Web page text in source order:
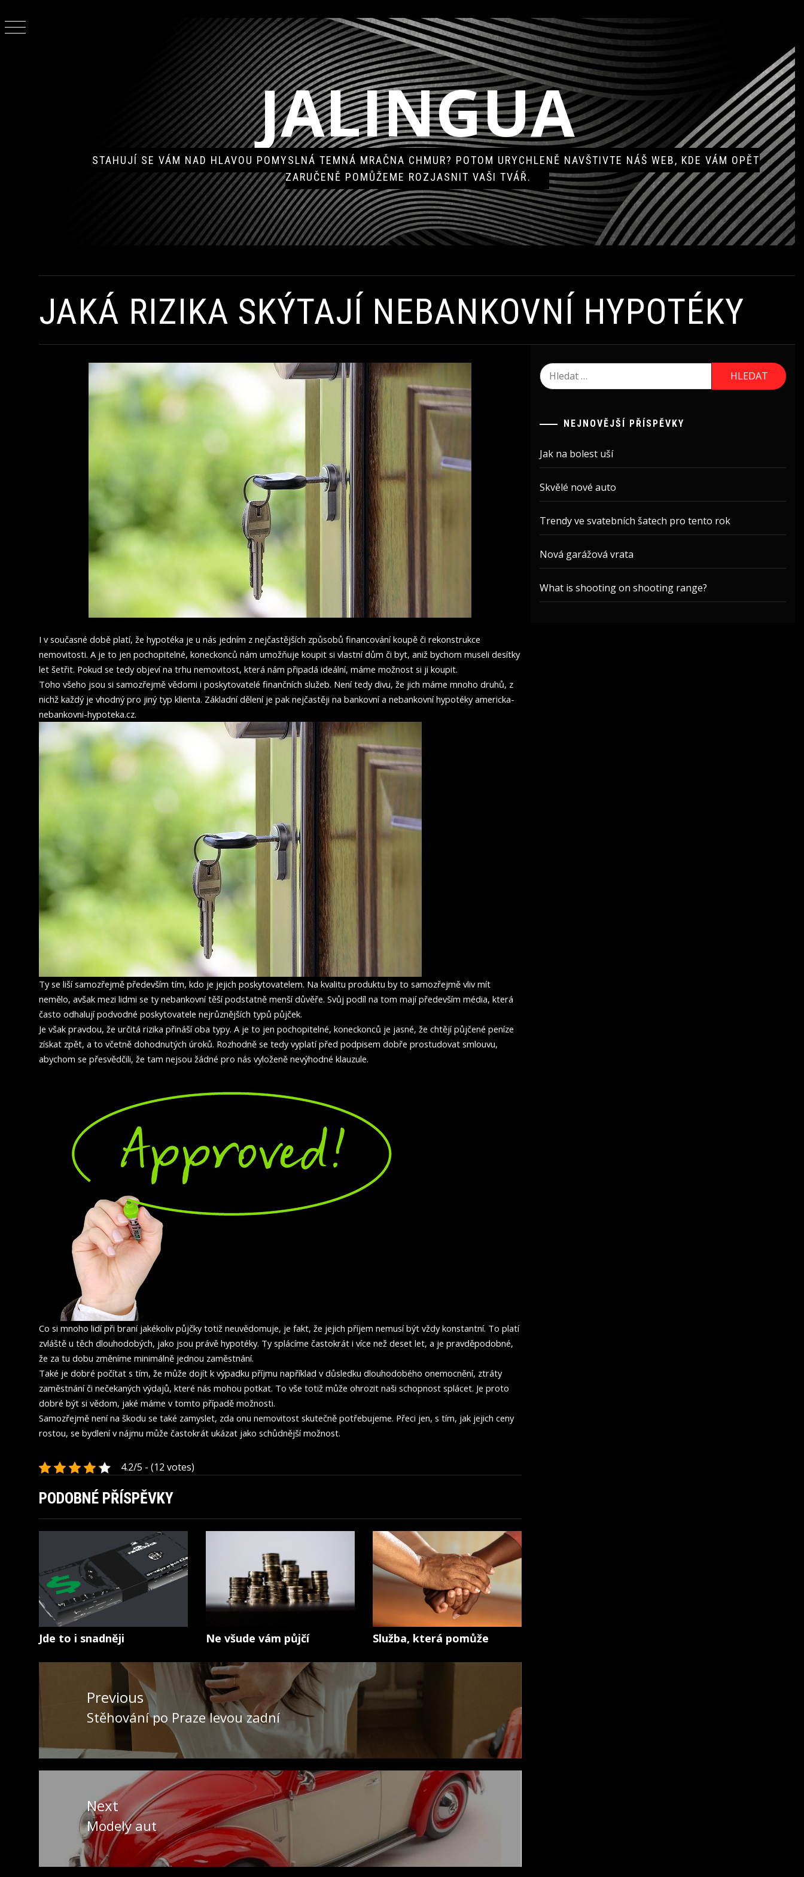
to
content
JALINGUA
STAHUJÍ SE VÁM NAD HLAVOU POMYSLNÁ TEMNÁ MRAČNA CHMUR? POTOM URYCHLENĚ NAVŠTIVTE NÁŠ WEB, KDE VÁM OPĚT
ZARUČENĚ POMŮŽEME ROZJASNIT VAŠI TVÁŘ.
JAKÁ RIZIKA SKÝTAJÍ NEBANKOVNÍ HYPOTÉKY
I v současné době platí, že hypotéka je u nás jedním z nejčastějších způsobů financování koupě či rekonstrukce
nemovitosti. A je to jen pochopitelné, koneckonců nám umožňuje koupit si vlastní dům či byt, aniž bychom museli desítky
let šetřit. Pokud se tedy objeví na trhu nemovitost, která nám připadá ideální, máme možnost si ji koupit.
Toho všeho jsou si samozřejmě vědomi i poskytovatelé finančních služeb. Není tedy divu, že jich máme mnoho druhů, z
nichž každý je vhodný pro jiný typ klienta. Základní dělení je pak nejčastěji na bankovní a nebankovní hypotékyamericka-
nebankovni-hypoteka.cz.
Ty se liší samozřejmě především tím, kdo je jejich poskytovatelem. Na kvalitu produktu by to samozřejmě vliv mít
nemělo, avšak mezi lidmi se ty nebankovní těší podstatně menší důvěře. Svůj podíl na tom mají především média, která
často odhalují podvodné poskytovatele nejrůznějších typů půjček.
Je však pravdou, že určitá rizika přináší oba typy. A je to jen pochopitelné, koneckonců je jasné, že chtějí půjčené peníze
získat zpět, a to včetně dohodnutých úroků. Rozhodně se tedy vyplatí před podpisem dobře prostudovat smlouvu,
abychom se přesvědčili, že tam nejsou žádné pro nás vyloženě nevýhodné klauzule.
Co si mnoho lidí při braní jakékoliv půjčky totiž neuvědomuje, je fakt, že jejich příjem nemusí být vždy konstantní. To platí
zvláště u těch dlouhodobých, jako jsou právě hypotéky. Ty splácíme častokrát i více než deset let, a je pravděpodobné,
že za tu dobu změníme minimálně jednou zaměstnání.
Také je dobré počítat s tím, že může dojít k výpadku příjmu například v důsledku dlouhodobého onemocnění, ztráty
zaměstnání či nečekaných výdajů, které nás mohou potkat. To vše totiž může ohrozit naši schopnost splácet. Je proto
dobré být si vědom, jaké máme v tomto případě možnosti.
Samozřejmě není na škodu se také zamyslet, zda onu nemovitost skutečně potřebujeme. Přeci jen, s tím, jak jejich ceny
rostou, se bydlení v nájmu může častokrát ukázat jako schůdnější možnost.
4.2/5 - (12 votes)
PODOBNÉ PŘÍSPĚVKY
Jde to i snadněji Ne všude vám půjčí Služba, která pomůže
pro
příspěvekPrevious
Previous
post:
Stěhování po Praze levou zadní
Next
Next
post:
Modely aut
Vyhledávání
NEJNOVĚJŠÍ PŘÍSPĚVKY
Jak na bolest uší
Skvělé nové auto
Trendy ve svatebních šatech pro tento rok
Nová garážová vrata
What is shooting on shooting range?